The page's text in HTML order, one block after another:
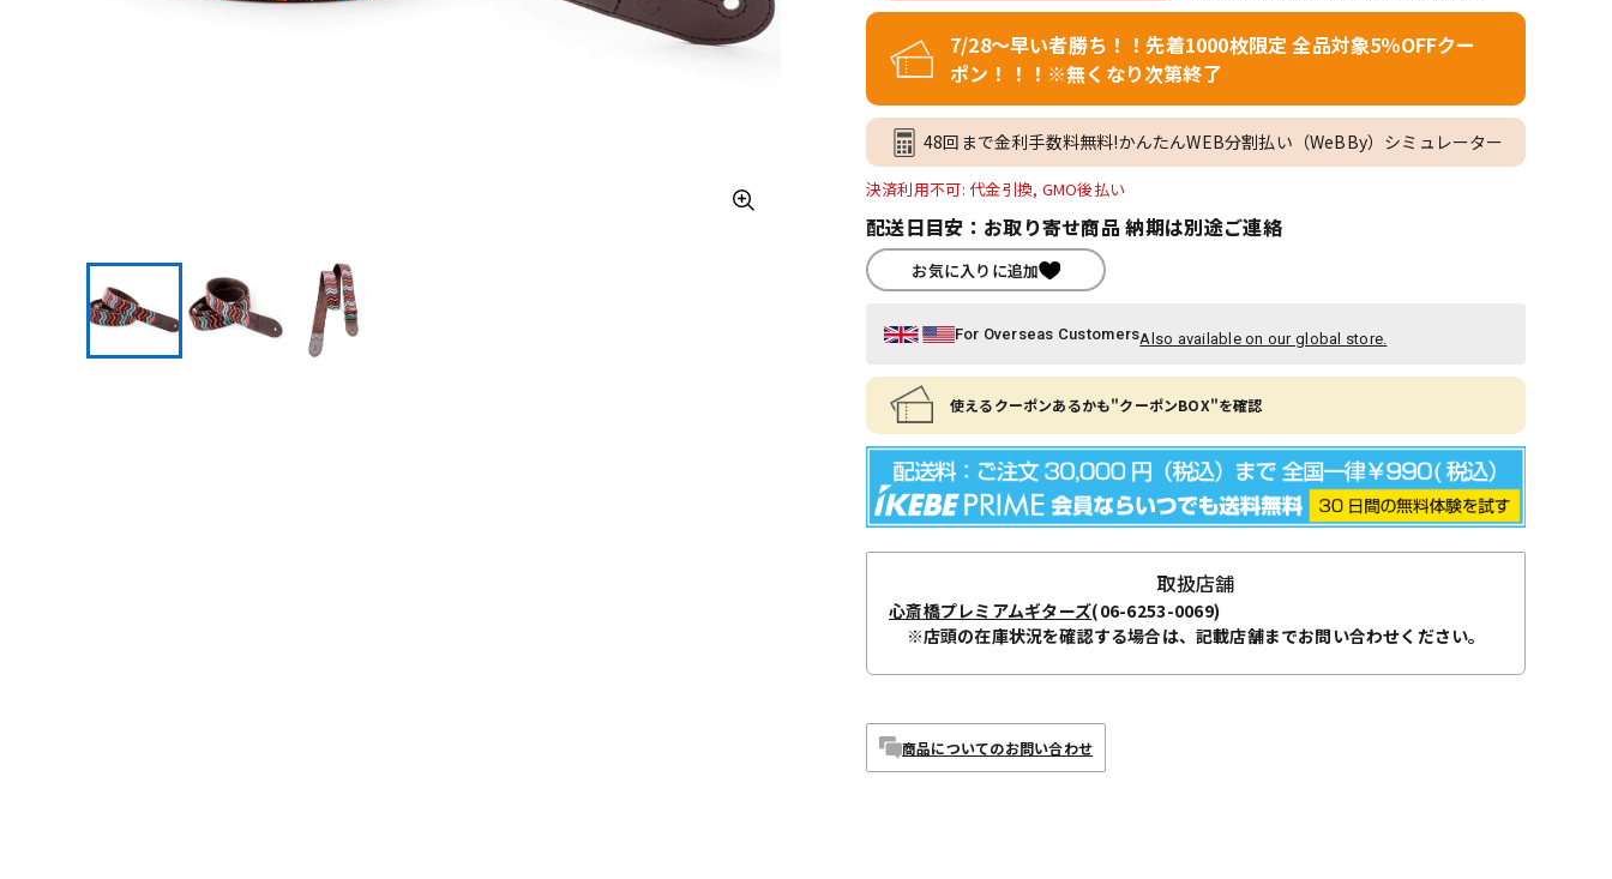
7/28～早い者勝ち！！先着1000枚限定 全品対象5％OFFクー
ポン！！！※無くなり次第終了
48回まで金利手数料無料!かんたんWEB分割払い（WeBBy）シミュレーター
決済利用不可: 代金引換, GMO後払い
配送日目安：お取り寄せ商品 納期は別途ご連絡
お気に入りに追加
For Overseas CustomersAlso available on our global store.
使えるクーポンあるかも"クーポンBOX"を確認
取扱店舗
心斎橋プレミアムギターズ(06-6253-0069)
※店頭の在庫状況を確認する場合は、記載店舗までお問い合わせください。
商品についてのお問い合わせ